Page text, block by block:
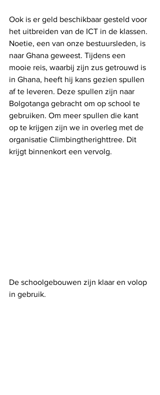
Ook is er geld beschikbaar gesteld voor
het uitbreiden van de ICT in de klassen.
Noetie, een van onze bestuursleden, is
naar Ghana geweest. Tijdens een
mooie reis, waarbij zijn zus getrouwd is
in Ghana, heeft hij kans gezien spullen
af te leveren. Deze spullen zijn naar
Bolgotanga gebracht om op school te
gebruiken. Om meer spullen die kant
op te krijgen zijn we in overleg met de
organisatie Climbingtherighttree. Dit
krijgt binnenkort een vervolg.
De schoolgebouwen zijn klaar en volop
in gebruik.